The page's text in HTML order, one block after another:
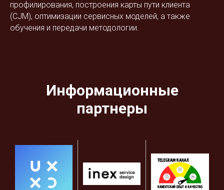
профилирования, построения карты пути клиента
(CJM), оптимизации сервисных моделей, а также
обучения и передачи методологии.
Информационные
партнеры